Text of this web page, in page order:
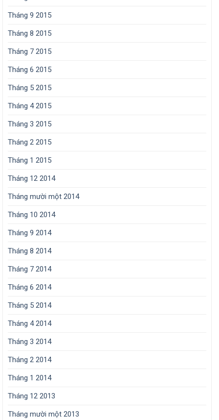
Tháng 9 2015
Tháng 8 2015
Tháng 7 2015
Tháng 6 2015
Tháng 5 2015
Tháng 4 2015
Tháng 3 2015
Tháng 2 2015
Tháng 1 2015
Tháng 12 2014
Tháng mười một 2014
Tháng 10 2014
Tháng 9 2014
Tháng 8 2014
Tháng 7 2014
Tháng 6 2014
Tháng 5 2014
Tháng 4 2014
Tháng 3 2014
Tháng 2 2014
Tháng 1 2014
Tháng 12 2013
Tháng mười một 2013